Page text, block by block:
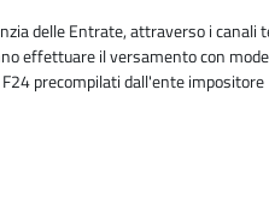
delle Entrate, attraverso i
effettuare il versamento con
precompilati dall'ente impositore